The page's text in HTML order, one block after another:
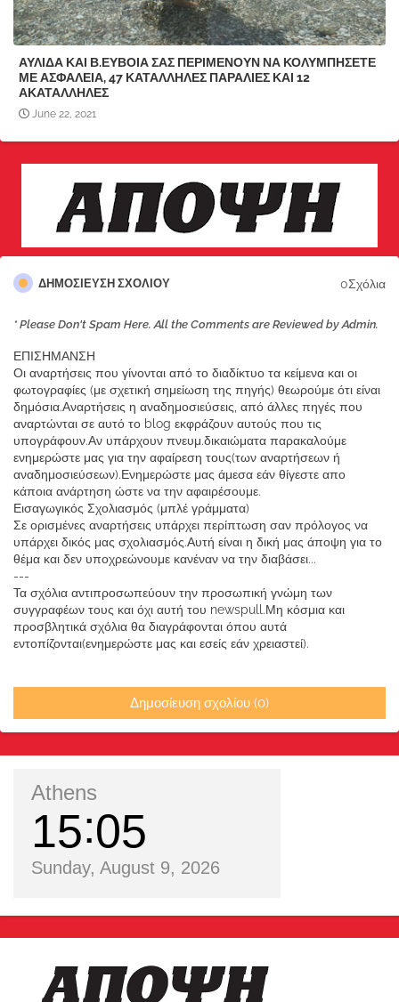
ΑΥΛΙΔΑ ΚΑΙ Β.ΕΥΒΟΙΑ ΣΑΣ ΠΕΡΙΜΕΝΟΥΝ ΝΑ ΚΟΛΥΜΠΗΣΕΤΕ
ΜΕ ΑΣΦΑΛΕΙΑ, 47 ΚΑΤΑΛΛΗΛΕΣ ΠΑΡΑΛΙΕΣ ΚΑΙ 12
ΑΚΑΤΑΛΛΗΛΕΣ
June 22, 2021
ΔΗΜΟΣΊΕΥΣΗ ΣΧΟΛΊΟΥ 0Σχόλια
* Please Don't Spam Here. All the Comments are Reviewed by Admin.
ΕΠΙΣΗΜΑΝΣΗ
Οι αναρτήσεις που γίνονται από το διαδίκτυο τα κείμενα και οι
φωτογραφίες (με σχετική σημείωση της πηγής) θεωρούμε ότι είναι
δημόσια.Αναρτήσεις η αναδημοσιεύσεις, από άλλες πηγές που
αναρτώνται σε αυτό το blog εκφράζουν αυτούς που τις
υπογράφουν.Αν υπάρχουν πνευμ.δικαιώματα παρακαλούμε
ενημερώστε μας για την αφαίρεση τους(των αναρτήσεων ή
αναδημοσιεύσεων).Ενημερώστε μας άμεσα εάν θίγεστε απο
κάποια ανάρτηση ώστε να την αφαιρέσουμε.
Εισαγωγικός Σχολιασμός (μπλέ γράμματα)
Σε ορισμένες αναρτήσεις υπάρχει περίπτωση σαν πρόλογος να
υπάρχει δικός μας σχολιασμός.Αυτή είναι η δική μας άποψη για το
θέμα και δεν υποχρεώνουμε κανέναν να την διαβάσει...
---
Τα σχόλια αντιπροσωπεύουν την προσωπική γνώμη των
συγγραφέων τους και όχι αυτή του newspull.Μη κόσμια και
προσβλητικά σχόλια θα διαγράφονται όπου αυτά
εντοπίζονται(ενημερώστε μας και εσείς εάν χρειαστεί).
Δημοσίευση σχολίου (0)
Athens
15 05
Sunday, August 9, 2026